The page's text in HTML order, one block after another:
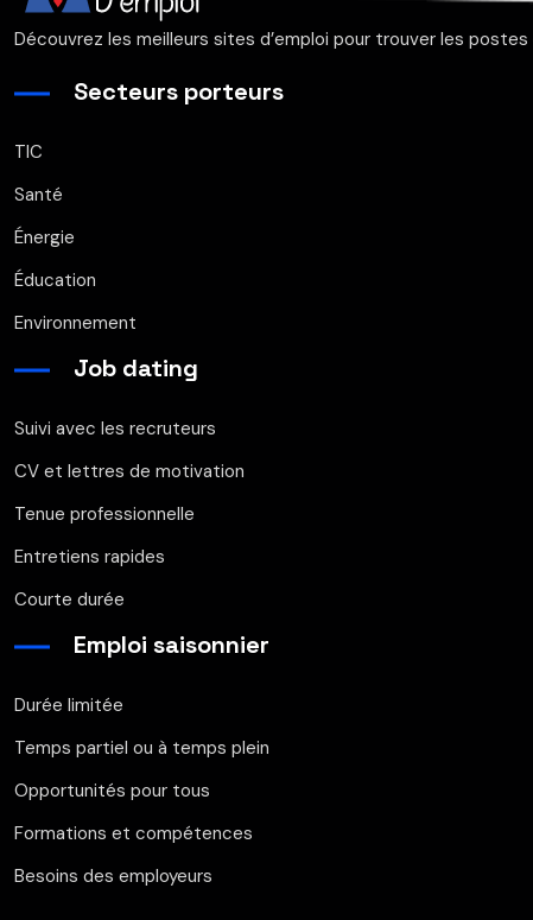
Découvrez les meilleurs sites d’emploi pour trouver les
Secteurs porteurs
TIC
Santé
Énergie
Éducation
Environnement
Job dating
Suivi avec les recruteurs
CV et lettres de motivation
Tenue professionnelle
Entretiens rapides
Courte durée
Emploi saisonnier
Durée limitée
Temps partiel ou à temps plein
Opportunités pour tous
Formations et compétences
Besoins des employeurs